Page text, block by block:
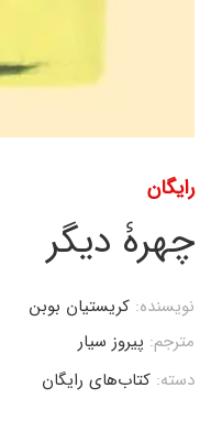
رایگان
چهرۀ دیگر
نویسنده: کریستیان بوبن
مترجم: پیروز سیار
دسته: کتاب‌های رایگان